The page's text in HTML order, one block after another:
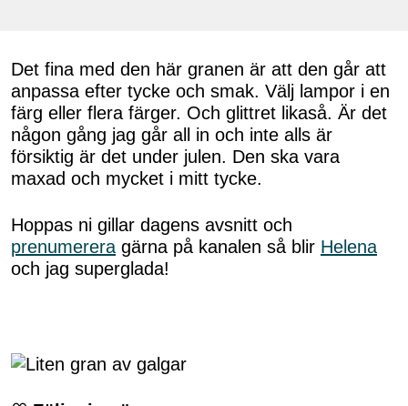
Det fina med den här granen är att den går att
anpassa efter tycke och smak. Välj lampor i en
färg eller flera färger. Och glittret likaså. Är det
någon gång jag går all in och inte alls är
försiktig är det under julen. Den ska vara
maxad och mycket i mitt tycke.
Hoppas ni gillar dagens avsnitt och
prenumerera gärna på kanalen så blir Helena
och jag superglada!